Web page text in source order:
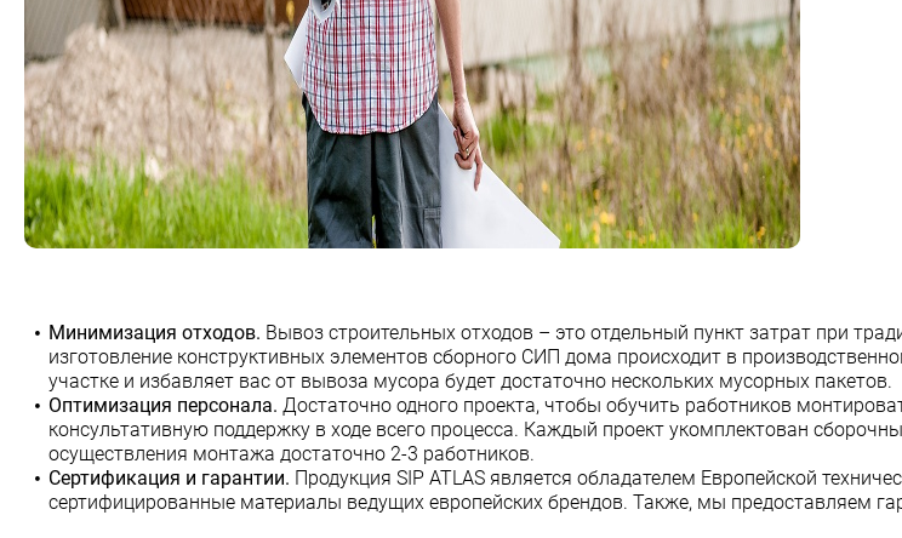
Минимизация отходов. Вывоз строительных отходов – это отдельный пункт затрат при
изготовление конструктивных элементов сборного СИП дома происходит в
участке и избавляет вас от вывоза мусора будет достаточно нескольких мусорных пакетов.
Оптимизация персонала. Достаточно одного проекта, чтобы обучить работников
консультативную поддержку в ходе всего процесса. Каждый проект укомплектован
осуществления монтажа достаточно 2-3 работников.
Сертификация и гарантии. Продукция SIP ATLAS является обладателем Европейской
сертифицированные материалы ведущих европейских брендов. Также, мы предоставляем